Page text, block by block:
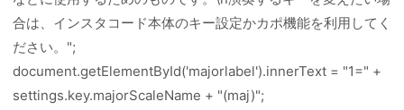
合は、インスタコード本体のキー設定かカポ機能を利用してく
ださい。";
document.getElementById('majorlabel').innerText = "1=" +
settings.key.majorScaleName + "(maj)";